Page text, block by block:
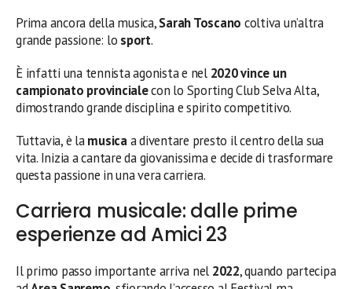
Prima ancora della musica,Sarah Toscano coltiva un’altra
grande passione: lo sport.
È infatti una tennista agonista e nel 2020 vince un
campionato provincialecon lo Sporting Club Selva Alta,
dimostrando grande disciplina e spirito competitivo.
Tuttavia, è lamusicaa diventare presto il centro della sua
vita. Inizia a cantare da giovanissima e decide di trasformare
questa passione in una vera carriera.
Carriera musicale: dalle prime
esperienze ad Amici 23
Il primo passo importante arriva nel 2022, quando partecipa